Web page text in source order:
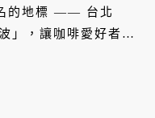
的地標 —— 台北
」，讓咖啡愛好者在